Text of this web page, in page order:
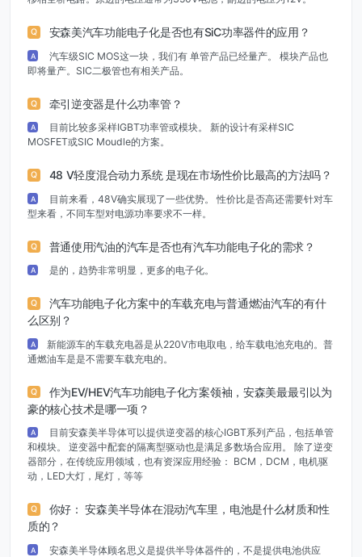
Q 安森美汽车功能电子化是否也有SiC功率器件的应用？
A
汽车级SIC MOS这一块，我们有 单管产品已经量产。 模块产品也
即将量产。SIC二极管也有相关产品。
Q 牵引逆变器是什么功率管？
A
目前比较多采样IGBT功率管或模块。 新的设计有采样SIC
MOSFET或SIC Moudle的方案。
Q 48 V轻度混合动力系统 是现在市场性价比最高的方法吗？
A
目前来看，48V确实展现了一些优势。 性价比是否高还需要针对车
型来看，不同车型对电源功率要求不一样。
Q 普通使用汽油的汽车是否也有汽车功能电子化的需求？
A 是的，趋势非常明显，更多的电子化。
Q
汽车功能电子化方案中的车载充电与普通燃油汽车的有什
么区别？
A
新能源车的车载充电器是从220V市电取电，给车载电池充电的。普
通燃油车是是不需要车载充电的。
Q
作为EV/HEV汽车功能电子化方案领袖，安森美最最引以为
豪的核心技术是哪一项？
A
目前安森美半导体可以提供逆变器的核心IGBT系列产品，包括单管
和模块。 逆变器中配套的隔离型驱动也是满足多数场合应用。 除了逆变
器部分，在传统应用领域，也有资深应用经验： BCM，DCM，电机驱
动，LED大灯，尾灯，等等
Q
你好： 安森美半导体在混动汽车里，电池是什么材质和性
质的？
A
安森美半导体顾名思义是提供半导体器件的，不是提供电池供应